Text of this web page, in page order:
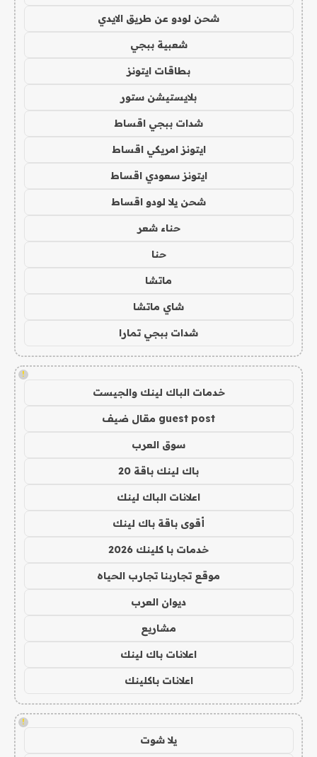
شحن لودو عن طريق الايدي
شعبية ببجي
بطاقات ايتونز
بلايستيشن ستور
شدات ببجي اقساط
ايتونز امريكي اقساط
ايتونز سعودي اقساط
شحن يلا لودو اقساط
حناء شعر
حنا
ماتشا
شاي ماتشا
شدات ببجي تمارا
!
خدمات الباك لينك والجيست
guest post مقال ضيف
سوق العرب
باك لينك باقة 20
اعلانات الباك لينك
أقوى باقة باك لينك
خدمات با كلينك 2026
موقع تجاربنا تجارب الحياه
ديوان العرب
مشاريع
اعلانات باك لينك
اعلانات باكلينك
!
يلا شوت